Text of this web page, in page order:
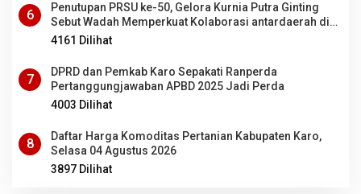
6
Penutupan PRSU ke-50, Gelora Kurnia Putra Ginting
Sebut Wadah Memperkuat Kolaborasi antardaerah di
Sumut
4161 Dilihat
7
DPRD dan Pemkab Karo Sepakati Ranperda
Pertanggungjawaban APBD 2025 Jadi Perda
4003 Dilihat
8
Daftar Harga Komoditas Pertanian Kabupaten Karo,
Selasa 04 Agustus 2026
3897 Dilihat